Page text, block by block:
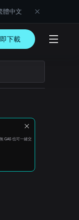
體中文
下載
GAS 也可一鍵交